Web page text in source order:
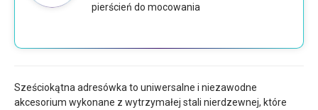
pierścień do mocowania
Sześciokątna adresówka to uniwersalne i niezawodne
akcesorium wykonane z wytrzymałej stali nierdzewnej, które